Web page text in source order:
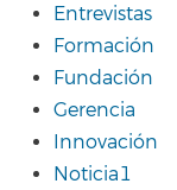
Entrevistas
Formación
Fundación
Gerencia
Innovación
Noticia1